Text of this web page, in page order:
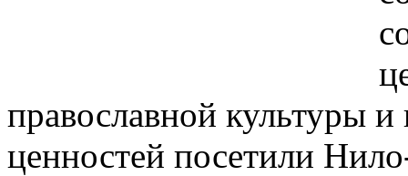
православной культуры
ценностей посетили